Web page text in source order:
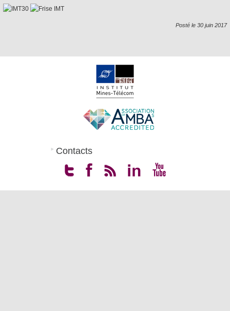
Posté le 30 juin 2017
Contacts